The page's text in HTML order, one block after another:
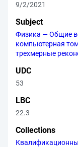
9/2/2021
Subject
Физика — Общие
компьютерная
трехмерные
UDC
53
LBC
22.3
Collections